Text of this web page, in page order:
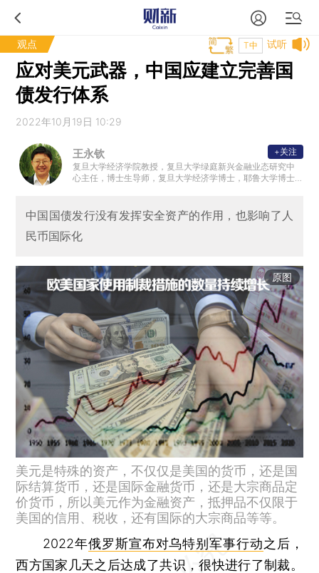
观点 试听
T中
应对美元武器，中国应建立完善国
债发行体系
2022年10月19日 10:29
王永钦
复旦大学经济学院教授，复旦大学绿庭新兴金融业态研究中
心主任，博士生导师，复旦大学经济学博士，耶鲁大学博士
+关注
中国国债发行没有发挥安全资产的作用，也影响了人
民币国际化
原图
美元是特殊的资产，不仅仅是美国的货币，还是国
际结算货币，还是国际金融货币，还是大宗商品定
价货币，所以美元作为金融资产，抵押品不仅限于
美国的信用、税收，还有国际的大宗商品等等。
2022年俄罗斯宣布对乌特别军事行动之后，
西方国家几天之后达成了共识，很快进行了制裁。